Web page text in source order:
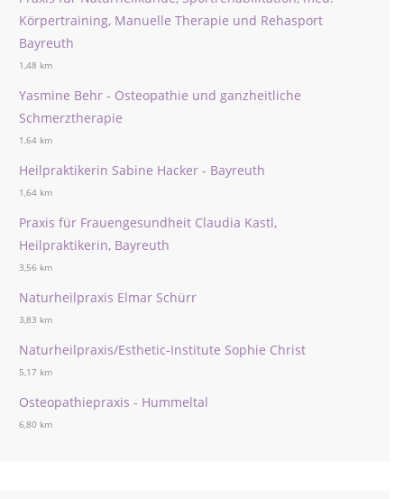
Körpertraining, Manuelle Therapie und Rehasport
Bayreuth
1,48 km
Yasmine Behr - Osteopathie und ganzheitliche
Schmerztherapie
1,64 km
Heilpraktikerin Sabine Hacker - Bayreuth
1,64 km
Praxis für Frauengesundheit Claudia Kastl,
Heilpraktikerin, Bayreuth
3,56 km
Naturheilpraxis Elmar Schürr
3,83 km
Naturheilpraxis/Esthetic-Institute Sophie Christ
5,17 km
Osteopathiepraxis - Hummeltal
6,80 km